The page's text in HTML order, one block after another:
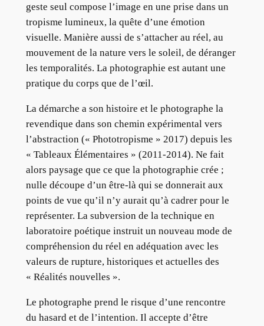
geste seul compose l’image en une prise dans un
tropisme lumineux, la quête d’une émotion
visuelle. Manière aussi de s’attacher au réel, au
mouvement de la nature vers le soleil, de déranger
les temporalités. La photographie est autant une
pratique du corps que de l’œil.
La démarche a son histoire et le photographe la
revendique dans son chemin expérimental vers
l’abstraction (« Phototropisme » 2017) depuis les
« Tableaux Élémentaires » (2011-2014). Ne fait
alors paysage que ce que la photographie crée ;
nulle découpe d’un être-là qui se donnerait aux
points de vue qu’il n’y aurait qu’à cadrer pour le
représenter. La subversion de la technique en
laboratoire poétique instruit un nouveau mode de
compréhension du réel en adéquation avec les
valeurs de rupture, historiques et actuelles des
« Réalités nouvelles ».
Le photographe prend le risque d’une rencontre
du hasard et de l’intention. Il accepte d’être